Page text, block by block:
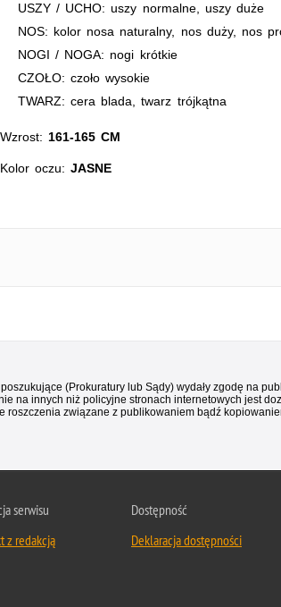
USZY / UCHO: uszy normalne, uszy duże
NOS: kolor nosa naturalny, nos duży, nos
NOGI / NOGA: nogi krótkie
CZOŁO: czoło wysokie
TWARZ: cera blada, twarz trójkątna
Wzrost: 161-165 CM
Kolor oczu:JASNE
(Prokuratury lub Sądy) wydały zgodę na
na innych niż policyjne stronach internetowych jest
związane z publikowaniem bądź
serwisu
z redakcją
Dostępność
Deklaracja dostępności